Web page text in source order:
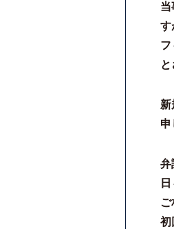
当
す
フ
と
新
申
弁
ご
初